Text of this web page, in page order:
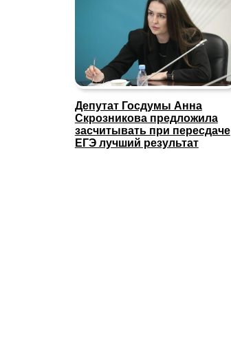
Депутат Госдумы Анна
Скрозникова предложила
засчитывать при пересдаче
ЕГЭ лучший результат